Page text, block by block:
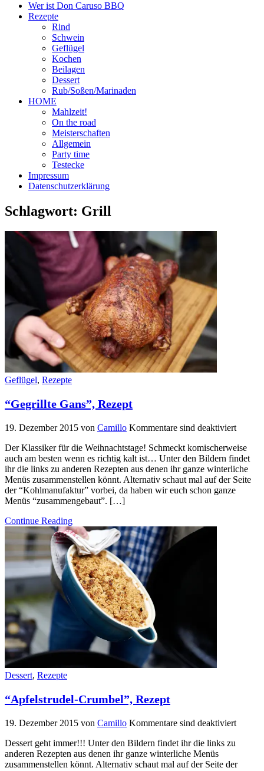
Wer ist Don Caruso BBQ
Rezepte
Rind
Schwein
Geflügel
Kochen
Beilagen
Dessert
Rub/Soßen/Marinaden
HOME
Mahlzeit!
On the road
Meisterschaften
Allgemein
Party time
Testecke
Impressum
Datenschutzerklärung
Schlagwort: Grill
Geflügel, Rezepte
“Gegrillte Gans”, Rezept
19. Dezember 2015 von Camillo Kommentare sind deaktiviert
Der Klassiker für die Weihnachtstage! Schmeckt komischerweise
auch am besten wenn es richtig kalt ist… Unter den Bildern findet
ihr die links zu anderen Rezepten aus denen ihr ganze winterliche
Menüs zusammenstellen könnt. Alternativ schaut mal auf der Seite
der “Kohlmanufaktur” vorbei, da haben wir euch schon ganze
Menüs “zusammengebaut”. […]
Continue Reading
Dessert, Rezepte
“Apfelstrudel-Crumbel”, Rezept
19. Dezember 2015 von Camillo Kommentare sind deaktiviert
Dessert geht immer!!! Unter den Bildern findet ihr die links zu
anderen Rezepten aus denen ihr ganze winterliche Menüs
zusammenstellen könnt. Alternativ schaut mal auf der Seite der